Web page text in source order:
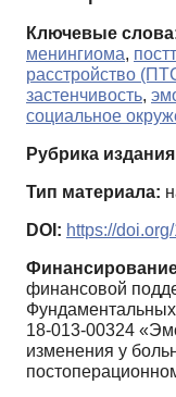
Ключевые
менингиома,
расстройство
застенчивость,
социальное
Рубрика
Тип материала:
DOI: https://
финансовой
18-013-00324
изменения у